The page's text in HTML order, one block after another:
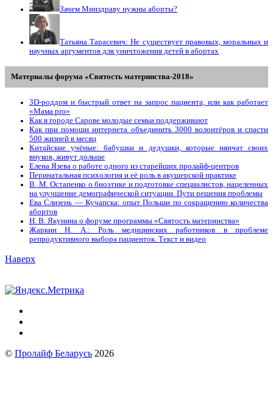
Зачем Минздраву нужны аборты?
Татьяна Тарасевич: Не существует правовых, моральных и
научных аргументов для уничтожения детей в абортах
Материалы форума «Святость материнства-2018»
3D-роддом и быстрый ответ на запрос пациента, или как работает
«Мама prо»
Как в городе Сарове молодые семьи поддерживают
Как при помощи интернета объединить 3000 волонтёров и спасти
500 жизней в месяц
Китайские учёные: бабушки и дедушки, которые нянчат своих
внуков, живут дольше
Елена Язева о работе одного из старейших пролайф-центров
Перинатальная психология и её роль в акушерской практике
В. М. Остапенко о биоэтике и подготовке специалистов, нацеленных
на улучшение демографической ситуации. Пути решения проблемы
Ева Слизень — Кучапска: опыт Польши по сокращению количества
абортов
Н. В. Якунина о форуме программы «Святость материнства»
Жаркин Н. А.: Роль медицинских работников в проблеме
репродуктивного выбора пациенток. Tекст и видео
Наверх
© Пролайф Беларусь 2026